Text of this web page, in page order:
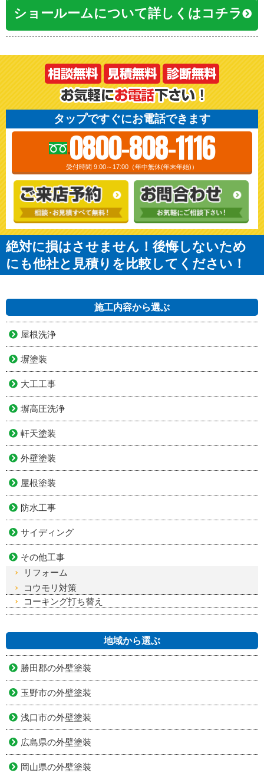
ショールームについて詳しくはコチラ
タップですぐにお電話できます
0800-808-1116
受付時間 9:00～17:00（年中無休(年末年始)）
絶対に損はさせません！後悔しないため
にも他社と見積りを比較してください！
施工内容から選ぶ
屋根洗浄
塀塗装
大工工事
塀高圧洗浄
軒天塗装
外壁塗装
屋根塗装
防水工事
サイディング
その他工事
リフォーム
コウモリ対策
コーキング打ち替え
地域から選ぶ
勝田郡の外壁塗装
玉野市の外壁塗装
浅口市の外壁塗装
広島県の外壁塗装
岡山県の外壁塗装